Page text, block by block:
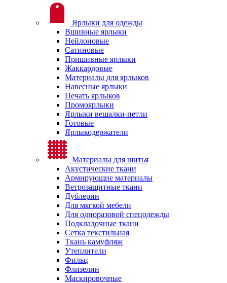
Ярлыки для одежды
Вшивные ярлыки
Нейлоновые
Сатиновые
Пришивные ярлыки
Жаккардовые
Материалы для ярлыков
Навесные ярлыки
Печать ярлыков
Промоярлыки
Ярлыки вешалки-петли
Готовые
Ярлыкодержатели
Материалы для шитья
Акустические ткани
Армирующие материалы
Ветрозащитные ткани
Дублерин
Для мягкой мебели
Для одноразовой спецодежды
Подкладочные ткани
Сетка текстильная
Ткань камуфляж
Утеплители
Фильц
Флизелин
Маскировочные